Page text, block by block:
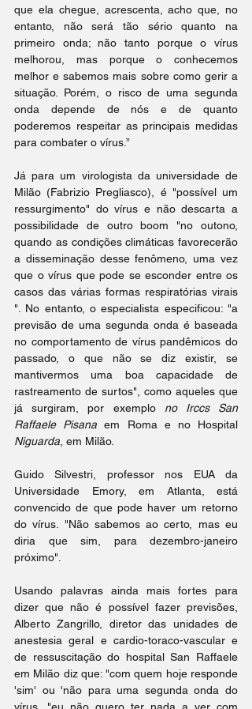
que ela chegue, acrescenta, acho que, no
entanto, não será tão sério quanto na
primeiro onda; não tanto porque o vírus
melhorou, mas porque o conhecemos
melhor e sabemos mais sobre como gerir a
situação. Porém, o risco de uma segunda
onda depende de nós e de quanto
poderemos respeitar as principais medidas
para combater o vírus.”
Já para um virologista da universidade de
Milão (Fabrizio Pregliasco), é "possível um
ressurgimento" do vírus e não descarta a
possibilidade de outro boom "no outono,
quando as condições climáticas favorecerão
a disseminação desse fenômeno, uma vez
que o vírus que pode se esconder entre os
casos das várias formas respiratórias virais
". No entanto, o especialista especificou: "a
previsão de uma segunda onda é baseada
no comportamento de vírus pandêmicos do
passado, o que não se diz existir, se
mantivermos uma boa capacidade de
rastreamento de surtos", como aqueles que
já surgiram, por exemplo no Irccs San
Raffaele Pisana
Niguarda , em Milão.
Guido Silvestri, professor nos EUA da
Universidade Emory, em Atlanta, está
convencido de que pode haver um retorno
do vírus. "Não sabemos ao certo, mas eu
diria que sim, para dezembro-janeiro
próximo".
Usando palavras ainda mais fortes para
dizer que não é possível fazer previsões,
Alberto Zangrillo, diretor das unidades de
anestesia geral e cardio-toraco-vascular e
de ressuscitação do hospital San Raffaele
em Milão diz que: "com quem hoje responde
'sim' ou 'não para uma segunda onda do